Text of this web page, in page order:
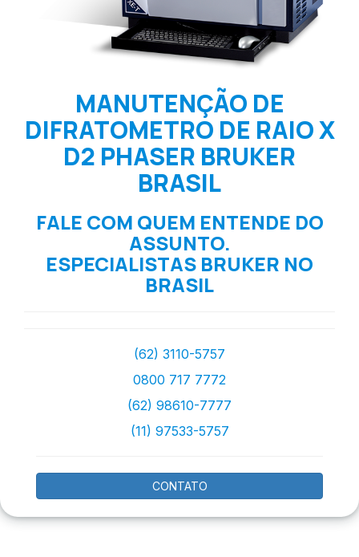
MANUTENÇÃO DE
DIFRATOMETRO DE RAIO X
D2 PHASER BRUKER
BRASIL
FALE COM QUEM ENTENDE DO
ASSUNTO.
ESPECIALISTAS BRUKER NO
BRASIL
(62) 3110-5757
0800 717 7772
(62) 98610-7777
(11) 97533-5757
CONTATO